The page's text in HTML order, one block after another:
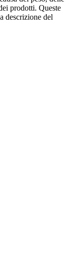
prodotti. Queste
descrizione del